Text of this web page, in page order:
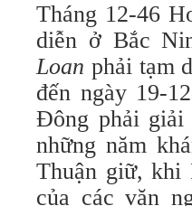
Tháng 12-46
diễn ở Bắc
Loan phải tạm
đến ngày 19-
Đông phải
những năm
Thuận giữ, khi
của các văn